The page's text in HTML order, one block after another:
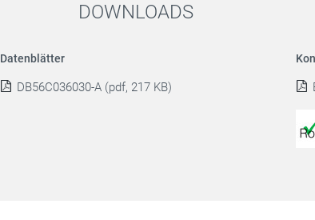
DOWNLOADS
Datenblätter
DB56C036030-A (pdf, 217 KB)